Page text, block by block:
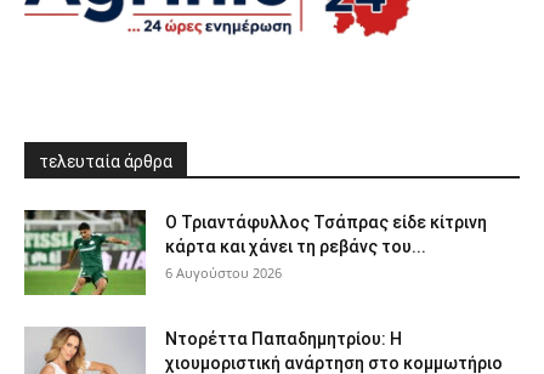
τελευταία άρθρα
Ο Τριαντάφυλλος Τσάπρας είδε κίτρινη
κάρτα και χάνει τη ρεβάνς του...
6 Αυγούστου 2026
Ντορέττα Παπαδημητρίου: Η
χιουμοριστική ανάρτηση στο κομμωτήριο